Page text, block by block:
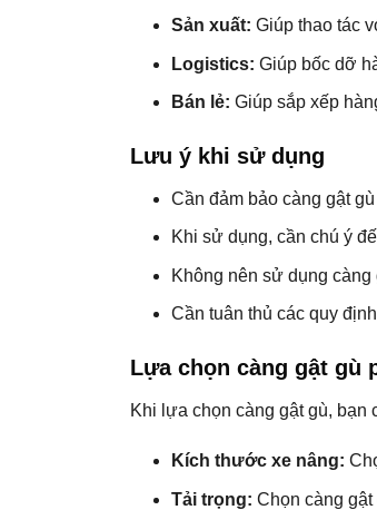
Sản xuất: Giúp thao tác
Logistics: Giúp bốc dỡ
Bán lẻ: Giúp sắp xếp
Lưu ý khi sử dụng
Cần đảm bảo càng gật
Khi sử dụng, cần chú ý
Không nên sử dụng
Cần tuân thủ các quy
Lựa chọn càng gật gù
Khi lựa chọn càng gật gù, bạn
Kích thước xe nâng:
Tải trọng: Chọn càng